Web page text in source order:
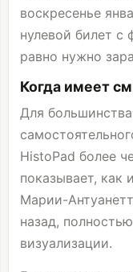
воскресенье
нулевой билет
равно нужно
Когда имеет
Для
HistoPad более
показывает, как
Марии-
назад,
визуализации.